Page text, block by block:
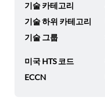
기술 카테고리
기술 하위 카테고리
기술 그룹
미국 HTS 코드
ECCN